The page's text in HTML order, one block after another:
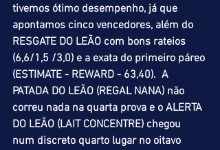
tivemos ótimo desempenho, já que
apontamos cinco vencedores, além do
RESGATE DO LEÃO com bons rateios
(6,6/1,5 /3,0) e a exata do primeiro páreo
(ESTIMATE - REWARD - 63,40).  A
PATADA DO LEÃO (REGAL NANA) não
correu nada na quarta prova e o ALERTA
DO LEÃO (LAIT CONCENTRE) chegou
num discreto quarto lugar no oitavo